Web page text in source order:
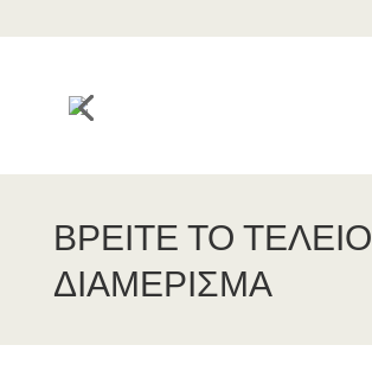
ΒΡΕΙΤΕ ΤΟ ΤΕΛΕΙΟ
ΔΙΑΜΕΡΙΣΜΑ